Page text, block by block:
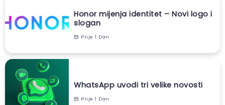
Honor mijenja identitet – Novi logo i
slogan
Prije 1 Dan
WhatsApp uvodi tri velike novosti
Prije 1 Dan